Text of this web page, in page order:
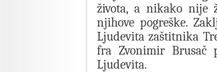
života, a nikako nije
njihove pogreške.
Ljudevita zaštitnika
fra Zvonimir Brusač
Ljudevita.